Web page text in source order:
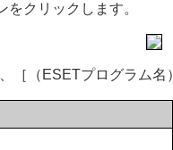
クリックします。
［（ESETプログラム名